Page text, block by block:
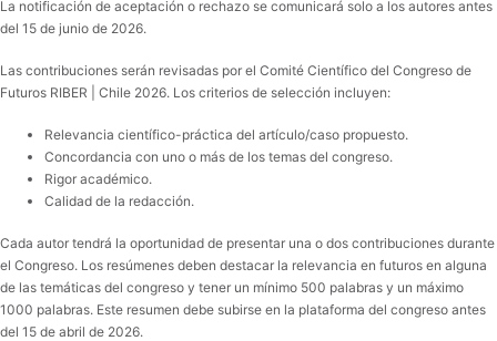
La notificación de aceptación o rechazo se comunicará solo a los autores antes
del 15 de junio de 2026.
Las contribuciones serán revisadas por el Comité Científico del Congreso de
Futuros RIBER | Chile 2026. Los criterios de selección incluyen:
Relevancia científico-práctica del artículo/caso propuesto.
Concordancia con uno o más de los temas del congreso.
Rigor académico.
Calidad de la redacción.
Cada autor tendrá la oportunidad de presentar una o dos contribuciones durante
el Congreso. Los resúmenes deben destacar la relevancia en futuros en alguna
de las temáticas del congreso y tener un mínimo 500 palabras y un máximo
1000 palabras. Este resumen debe subirse en la plataforma del congreso antes
del 15 de abril de 2026.